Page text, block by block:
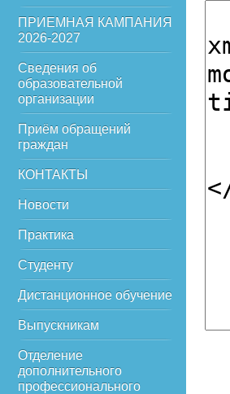
ПРИЕМНАЯ КАМПАНИЯ
2026-2027
Сведения об
образовательной
организации
Приём обращений
граждан
КОНТАКТЫ
Новости
Практика
Студенту
Дистанционное обучение
Выпускникам
Отделение
дополнительного
профессионального